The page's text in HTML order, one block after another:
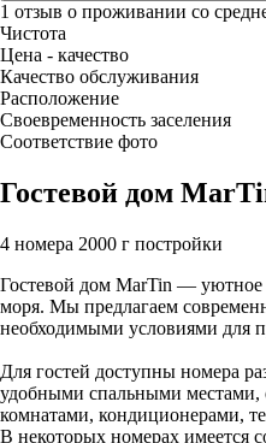
1 отзыв о проживании со
Чистота
Цена - качество
Качество обслуживания
Расположение
Своевременность заселения
Соответствие фото
Гостевой дом
4 номера 2000 г постройки
Гостевой дом MarTin — уютное
моря. Мы предлагаем
необходимыми условиями для
Для гостей доступны номера
удобными спальными
комнатами, кондиционерами,
В некоторых номерах имеется